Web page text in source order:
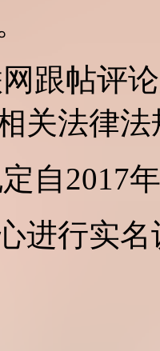
跟帖评
关法律
自2017
进行实名